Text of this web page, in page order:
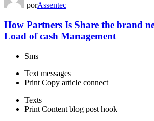
porAssentec
How Partners Is Share the brand
Load of cash Management
Sms
Text messages
Print Copy article connect
Texts
Print Content blog post hook